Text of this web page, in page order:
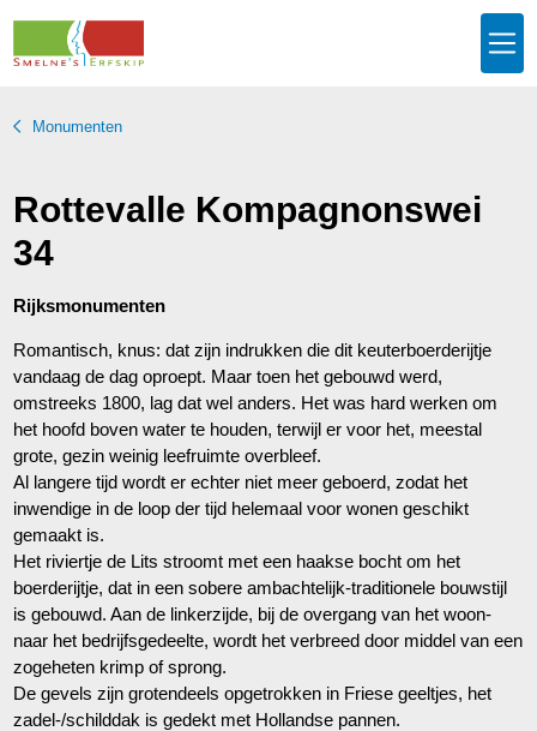
Monumenten
Rottevalle Kompagnonswei
34
Rijksmonumenten
Romantisch, knus: dat zijn indrukken die dit keuterboerderijtje
vandaag de dag oproept. Maar toen het gebouwd werd,
omstreeks 1800, lag dat wel anders. Het was hard werken om
het hoofd boven water te houden, terwijl er voor het, meestal
grote, gezin weinig leefruimte overbleef.
Al langere tijd wordt er echter niet meer geboerd, zodat het
inwendige in de loop der tijd helemaal voor wonen geschikt
gemaakt is.
Het riviertje de Lits stroomt met een haakse bocht om het
boerderijtje, dat in een sobere ambachtelijk-traditionele bouwstijl
is gebouwd. Aan de linkerzijde, bij de overgang van het woon-
naar het bedrijfsgedeelte, wordt het verbreed door middel van een
zogeheten krimp of sprong.
De gevels zijn grotendeels opgetrokken in Friese geeltjes, het
zadel-/schilddak is gedekt met Hollandse pannen.